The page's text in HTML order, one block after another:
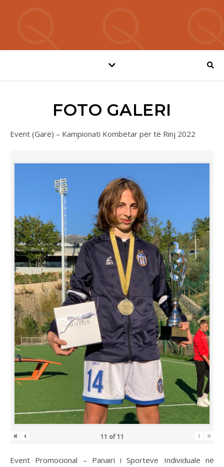
FOTO GALERI
Event (Garë) – Kampionati Kombëtar për të Rinj 2022
« ‹ 11 of 11 › »
Event Promocional – Panairi i Sporteve Individuale në